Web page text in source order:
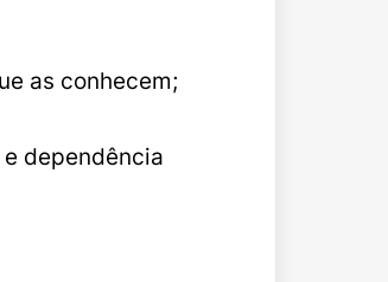
as conhecem;
dependência